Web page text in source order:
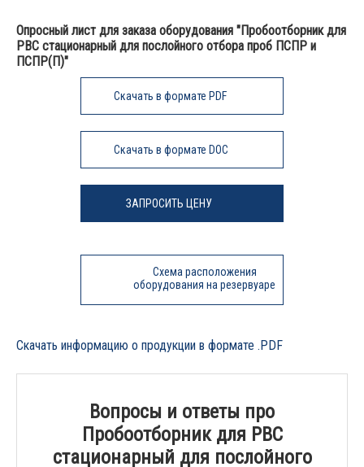
Опросный лист для заказа оборудования "Пробоотборник для
РВС стационарный для послойного отбора проб ПСПР и
ПСПР(П)"
Скачать в формате PDF
Скачать в формате DOC
ЗАПРОСИТЬ ЦЕНУ
Схема расположения
оборудования на резервуаре
Скачать информацию о продукции в формате .PDF
Вопросы и ответы про
Пробоотборник для РВС
стационарный для послойного